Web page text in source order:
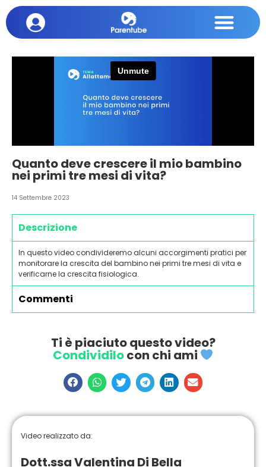
Quanto deve crescere il mio bambino
nei primi tre mesi di vita?
14 Settembre 2023
Descrizione
In questo video condivideremo alcuni accorgimenti pratici per
monitorare la crescita del bambino nei primi tre mesi di vita e
verificarne la crescita fisiologica.
Commenti
Ti è piaciuto questo video?
Condividilocon chi ami
Video realizzato da:
Dott.ssa Valentina Di Bella